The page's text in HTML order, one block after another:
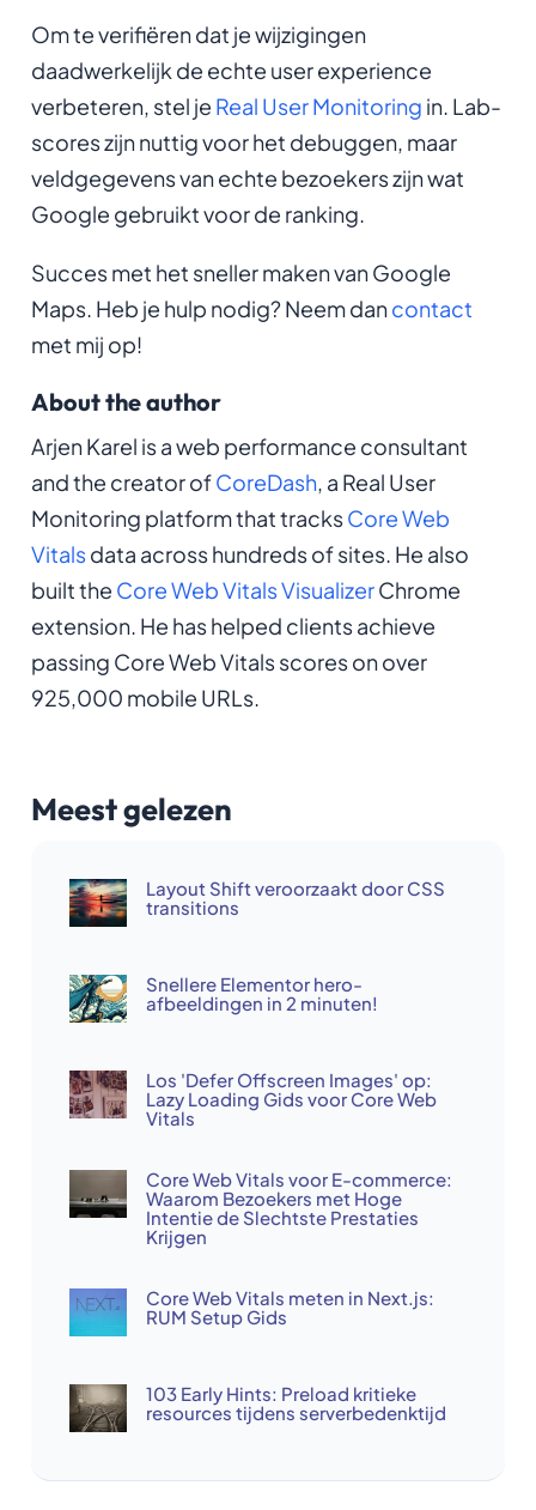
Om te verifiëren dat je wijzigingen
daadwerkelijk de echte user experience
verbeteren, stel je Real User Monitoring in. Lab-
scores zijn nuttig voor het debuggen, maar
veldgegevens van echte bezoekers zijn wat
Google gebruikt voor de ranking.
Succes met het sneller maken van Google
Maps. Heb je hulp nodig? Neem dancontact
met mij op!
About the author
Arjen Karel is a web performance consultant
and the creator ofCoreDash, a Real User
Monitoring platform that tracksCore Web
Vitalsdata across hundreds of sites. He also
built the Core Web Vitals VisualizerChrome
extension. He has helped clients achieve
passing Core Web Vitals scores on over
925,000 mobile URLs.
Meest gelezen
Layout Shift veroorzaakt door CSS
transitions
Snellere Elementor hero-
afbeeldingen in 2 minuten!
Los 'Defer Offscreen Images' op:
Lazy Loading Gids voor Core Web
Vitals
Core Web Vitals voor E-commerce:
Waarom Bezoekers met Hoge
Intentie de Slechtste Prestaties
Krijgen
Core Web Vitals meten in Next.js:
RUM Setup Gids
103 Early Hints: Preload kritieke
resources tijdens serverbedenktijd